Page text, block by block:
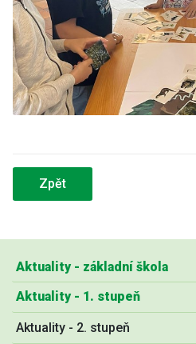
Aktuality - základní škola
Aktuality - 1. stupeň
Aktuality - 2. stupeň
Zpět